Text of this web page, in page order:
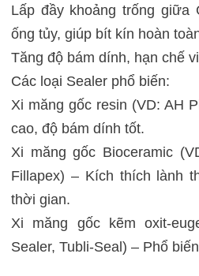
Lấp đầy khoảng trống giữa
ống tủy, giúp bít kín hoàn
Tăng độ bám dính, hạn chế
Các loại Sealer phổ biến:
Xi măng gốc resin (VD: AH
cao, độ bám dính tốt.
Xi măng gốc Bioceramic
Fillapex) – Kích thích lành
thời gian.
Xi măng gốc kẽm oxit-
Sealer, Tubli-Seal) – Phổ